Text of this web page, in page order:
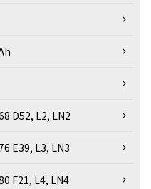
D52, L2, LN2
E39, L3, LN3
F21, L4, LN4